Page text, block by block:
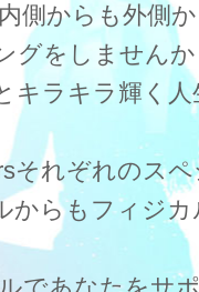
側からも外側
グをしません
キラキラ輝く
それぞれのス
からもフィジ